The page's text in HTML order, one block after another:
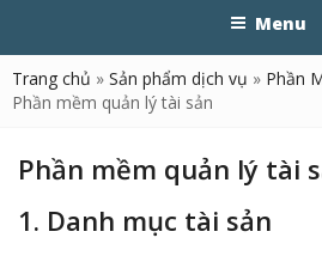
Menu
Trang chủ » Sản phẩm dịch vụ » Phần
Phần mềm quản lý tài sản
Phần mềm quản lý tài
1. Danh mục tài sản